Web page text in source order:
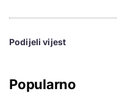
Podijeli vijest
Popularno